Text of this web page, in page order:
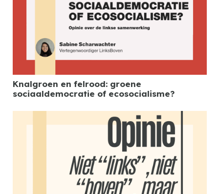
Knalgroen en felrood: groene
sociaaldemocratie of ecosocialisme?